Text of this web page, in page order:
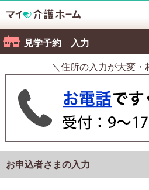
見学予約 入力
＼住所の入力が大変・
お申込者さまの入力